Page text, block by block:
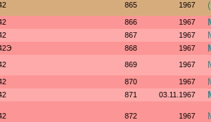
865 1967
866 1967
867 1967
868 1967
869 1967
870 1967
871 03.11.1967
872 1967